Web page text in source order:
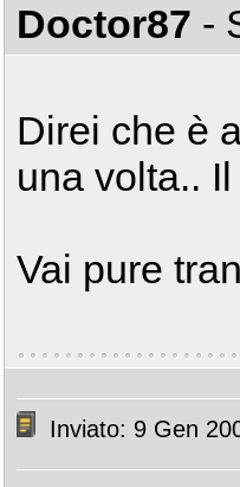
Doctor87 -
Direi che è
una volta..
Vai pure
Inviato: 9 Gen